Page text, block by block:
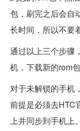
包，刷完之后会自
长时间，所以不要
通过以上三个步骤
机，下载新的rom
对于未解锁的手机
前提是必须去HTC
上并同步到手机上。